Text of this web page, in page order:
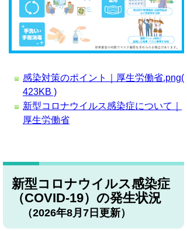
感染対策のポイント｜厚生労働省.png(
423KB )
新型コロナウイルス感染症について｜
厚生労働省
新型コロナウイルス感染症
（COVID-19）の発生状況
（2026年8月7日更新）